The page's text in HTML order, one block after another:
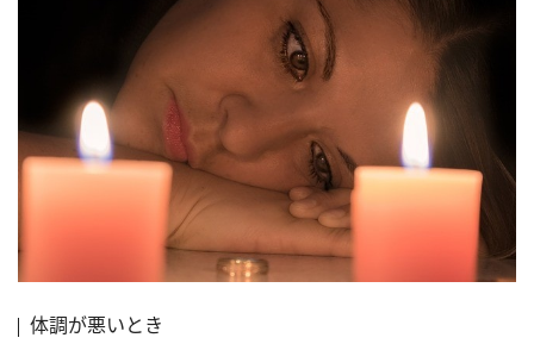
体調が悪いとき